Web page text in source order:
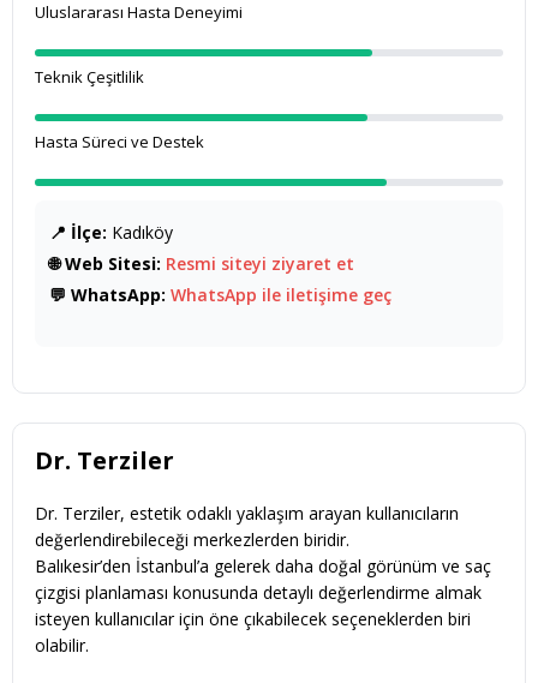
Uluslararası Hasta Deneyimi
Teknik Çeşitlilik
Hasta Süreci ve Destek
📍 İlçe: Kadıköy
🌐 Web Sitesi: Resmi siteyi ziyaret et
💬 WhatsApp: WhatsApp ile iletişime geç
Dr. Terziler
Dr. Terziler, estetik odaklı yaklaşım arayan kullanıcıların
değerlendirebileceği merkezlerden biridir.
Balıkesir’den İstanbul’a gelerek daha doğal görünüm ve saç
çizgisi planlaması konusunda detaylı değerlendirme almak
isteyen kullanıcılar için öne çıkabilecek seçeneklerden biri
olabilir.